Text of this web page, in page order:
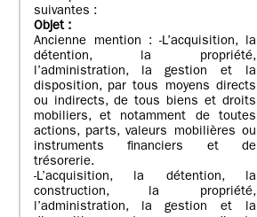
suivantes :
Objet :
Ancienne mention : -L’acquisition, la
détention, la propriété,
l’administration, la gestion et la
disposition, par tous moyens directs
ou indirects, de tous biens et droits
mobiliers, et notamment de toutes
actions, parts, valeurs mobilières ou
instruments financiers et de
trésorerie.
-L’acquisition, la détention, la
construction, la propriété,
l’administration, la gestion et la